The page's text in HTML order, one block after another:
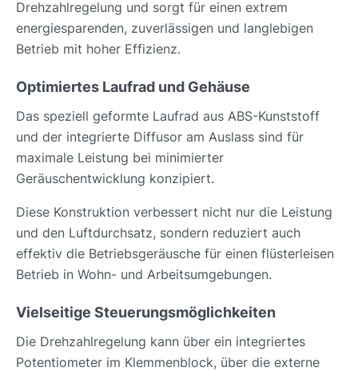
Drehzahlregelung und sorgt für einen extrem
energiesparenden, zuverlässigen und langlebigen
Betrieb mit hoher Effizienz.
Optimiertes Laufrad und Gehäuse
Das speziell geformte Laufrad aus ABS-Kunststoff
und der integrierte Diffusor am Auslass sind für
maximale Leistung bei minimierter
Geräuschentwicklung konzipiert.
Diese Konstruktion verbessert nicht nur die Leistung
und den Luftdurchsatz, sondern reduziert auch
effektiv die Betriebsgeräusche für einen flüsterleisen
Betrieb in Wohn- und Arbeitsumgebungen.
Vielseitige Steuerungsmöglichkeiten
Die Drehzahlregelung kann über ein integriertes
Potentiometer im Klemmenblock, über die externe